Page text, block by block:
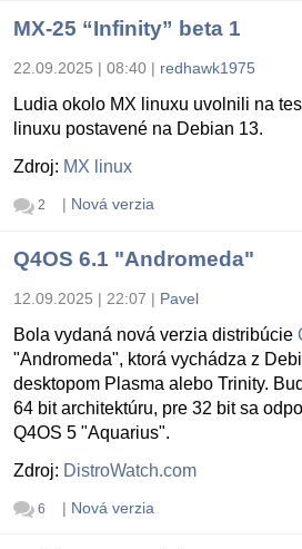
MX-25 “Infinity” beta 1
22.09.2025 | 08:40 | redhawk1975
Ludia okolo MX linuxu uvolnili na
linuxu postavené na Debian 13.
Zdroj: MX linux
2 | Nová verzia
Q4OS 6.1 "Andromeda"
12.09.2025 | 22:07 | Pavel
Bola vydaná nová verzia distribúcie
"Andromeda", ktorá vychádza z
desktopom Plasma alebo Trinity.
64 bit architektúru, pre 32 bit sa
Q4OS 5 "Aquarius".
Zdroj: DistroWatch.com
6 | Nová verzia